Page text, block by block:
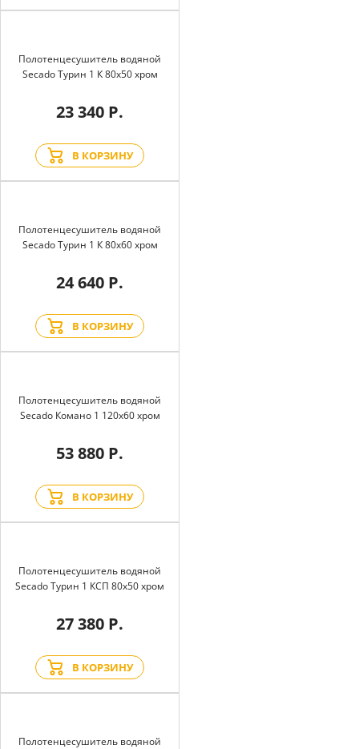
Полотенцесушитель водяной
Secado Турин 1 К 80x50 хром
23 340 Р.
В КОРЗИНУ
Полотенцесушитель водяной
Secado Турин 1 К 80x60 хром
24 640 Р.
В КОРЗИНУ
Полотенцесушитель водяной
Secado Комано 1 120x60 хром
53 880 Р.
В КОРЗИНУ
Полотенцесушитель водяной
Secado Турин 1 КСП 80x50 хром
27 380 Р.
В КОРЗИНУ
Полотенцесушитель водяной